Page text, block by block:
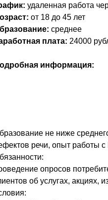
удаленная работа
от 18 до 45 лет
среднее
плата: 24000
информация:
не ниже
речи, опыт работы с
опросов
об услугах, акциях,